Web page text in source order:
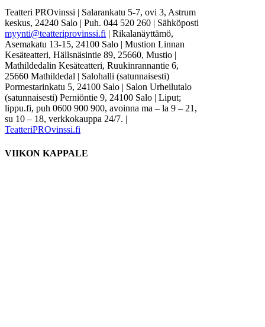
Teatteri PROvinssi | Salarankatu 5-7, ovi 3, Astrum
keskus, 24240 Salo | Puh. 044 520 260 | Sähköposti
myynti@teatteriprovinssi.fi | Rikalanäyttämö,
Asemakatu 13-15, 24100 Salo | Mustion Linnan
Kesäteatteri, Hällsnäsintie 89, 25660, Mustio |
Mathildedalin Kesäteatteri, Ruukinrannantie 6,
25660 Mathildedal | Salohalli (satunnaisesti)
Pormestarinkatu 5, 24100 Salo | Salon Urheilutalo
(satunnaisesti) Perniöntie 9, 24100 Salo | Liput;
lippu.fi, puh 0600 900 900, avoinna ma – la 9 – 21,
su 10 – 18, verkkokauppa 24/7. |
TeatteriPROvinssi.fi
VIIKON KAPPALE